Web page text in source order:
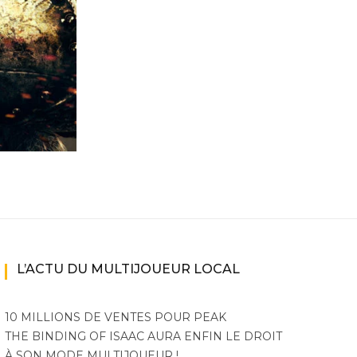
L’ACTU DU MULTIJOUEUR LOCAL
10 MILLIONS DE VENTES POUR PEAK
THE BINDING OF ISAAC AURA ENFIN LE DROIT